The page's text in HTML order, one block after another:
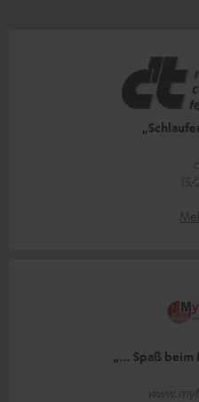
15/
„… Spaß